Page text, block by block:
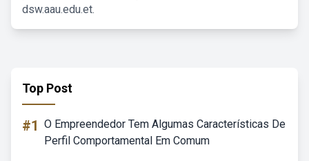
dsw.aau.edu.et.
Top Post
#1 O Empreendedor Tem Algumas Características De
Perfil Comportamental Em Comum